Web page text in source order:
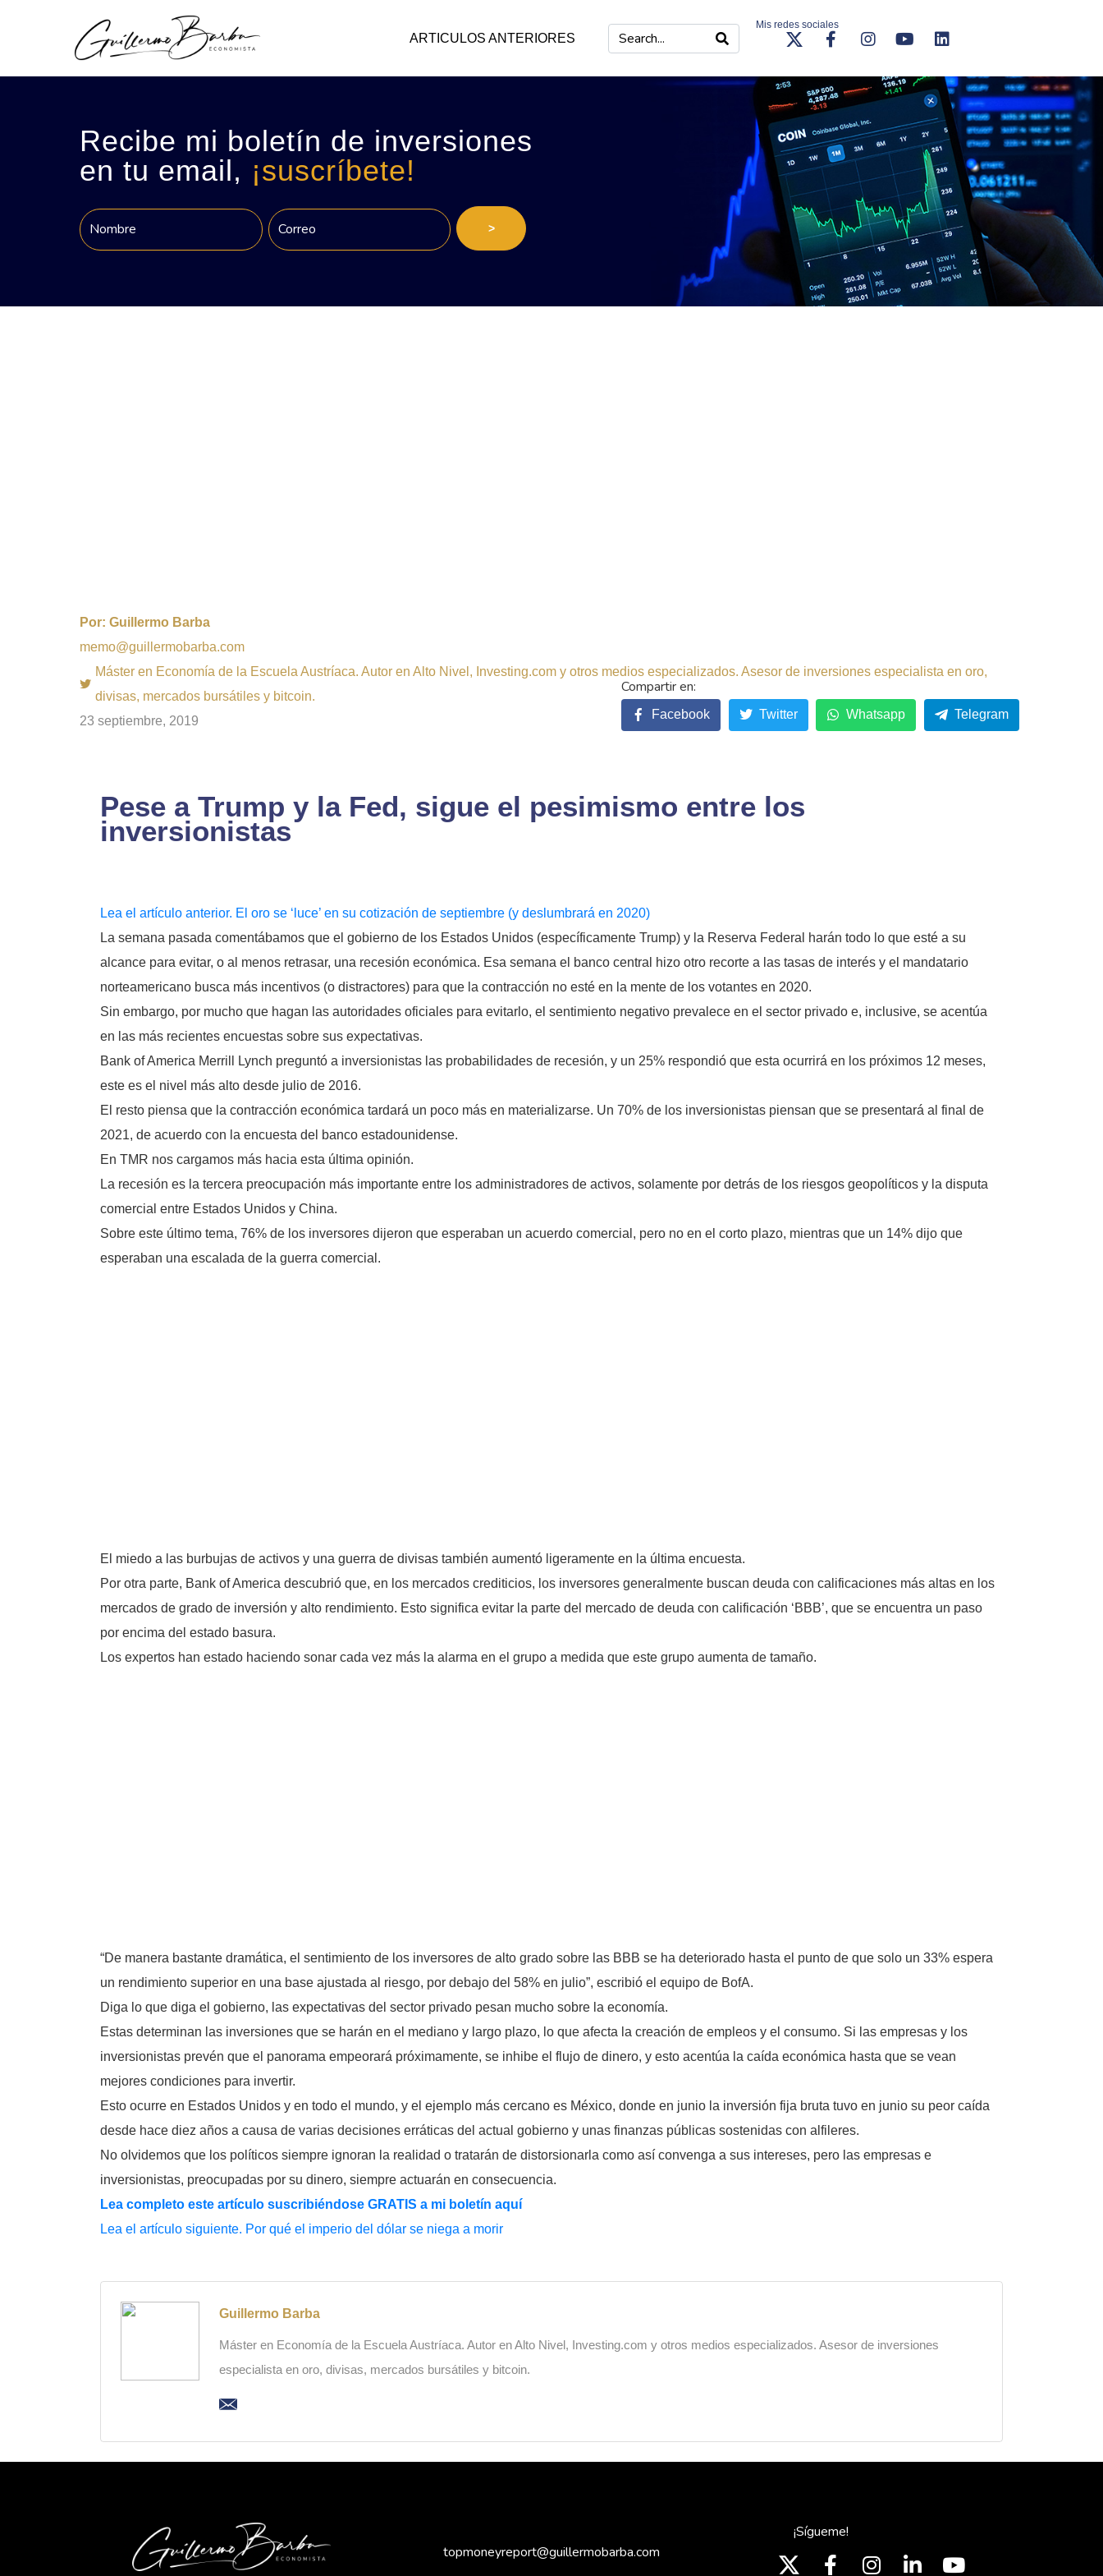
ARTICULOS ANTERIORES
Mis redes sociales
Recibe mi boletín de inversiones
en tu email, ¡suscríbete!
>
Por: Guillermo Barba
memo@guillermobarba.com
Máster en Economía de la Escuela Austríaca. Autor en Alto Nivel, Investing.com y otros medios especializados. Asesor de inversiones especialista en oro,
divisas, mercados bursátiles y bitcoin.
23 septiembre, 2019
Pese a Trump y la Fed, sigue el pesimismo entre los
inversionistas
Lea el artículo anterior. El oro se ‘luce’ en su cotización de septiembre (y deslumbrará en 2020)
La semana pasada comentábamos que el gobierno de los Estados Unidos (específicamente Trump) y la Reserva Federal harán todo lo que esté a su
alcance para evitar, o al menos retrasar, una recesión económica. Esa semana el banco central hizo otro recorte a las tasas de interés y el mandatario
norteamericano busca más incentivos (o distractores) para que la contracción no esté en la mente de los votantes en 2020.
Sin embargo, por mucho que hagan las autoridades oficiales para evitarlo, el sentimiento negativo prevalece en el sector privado e, inclusive, se acentúa
en las más recientes encuestas sobre sus expectativas.
Bank of America Merrill Lynch preguntó a inversionistas las probabilidades de recesión, y un 25% respondió que esta ocurrirá en los próximos 12 meses,
este es el nivel más alto desde julio de 2016.
El resto piensa que la contracción económica tardará un poco más en materializarse. Un 70% de los inversionistas piensan que se presentará al final de
2021, de acuerdo con la encuesta del banco estadounidense.
En TMR nos cargamos más hacia esta última opinión.
La recesión es la tercera preocupación más importante entre los administradores de activos, solamente por detrás de los riesgos geopolíticos y la disputa
comercial entre Estados Unidos y China.
Sobre este último tema, 76% de los inversores dijeron que esperaban un acuerdo comercial, pero no en el corto plazo, mientras que un 14% dijo que
esperaban una escalada de la guerra comercial.
El miedo a las burbujas de activos y una guerra de divisas también aumentó ligeramente en la última encuesta.
Por otra parte, Bank of America descubrió que, en los mercados crediticios, los inversores generalmente buscan deuda con calificaciones más altas en los
mercados de grado de inversión y alto rendimiento. Esto significa evitar la parte del mercado de deuda con calificación ‘BBB’, que se encuentra un paso
por encima del estado basura.
Los expertos han estado haciendo sonar cada vez más la alarma en el grupo a medida que este grupo aumenta de tamaño.
“De manera bastante dramática, el sentimiento de los inversores de alto grado sobre las BBB se ha deteriorado hasta el punto de que solo un 33% espera
un rendimiento superior en una base ajustada al riesgo, por debajo del 58% en julio”, escribió el equipo de BofA.
Diga lo que diga el gobierno, las expectativas del sector privado pesan mucho sobre la economía.
Estas determinan las inversiones que se harán en el mediano y largo plazo, lo que afecta la creación de empleos y el consumo. Si las empresas y los
inversionistas prevén que el panorama empeorará próximamente, se inhibe el flujo de dinero, y esto acentúa la caída económica hasta que se vean
mejores condiciones para invertir.
Esto ocurre en Estados Unidos y en todo el mundo, y el ejemplo más cercano es México, donde en junio la inversión fija bruta tuvo en junio su peor caída
desde hace diez años a causa de varias decisiones erráticas del actual gobierno y unas finanzas públicas sostenidas con alfileres.
No olvidemos que los políticos siempre ignoran la realidad o tratarán de distorsionarla como así convenga a sus intereses, pero las empresas e
inversionistas, preocupadas por su dinero, siempre actuarán en consecuencia.
Lea completo este artículo suscribiéndose GRATIS a mi boletín aquí
Lea el artículo siguiente. Por qué el imperio del dólar se niega a morir
Facebook Twitter Whatsapp Telegram
Guillermo Barba
Máster en Economía de la Escuela Austríaca. Autor en Alto Nivel, Investing.com y otros medios especializados. Asesor de inversiones
especialista en oro, divisas, mercados bursátiles y bitcoin.
topmoneyreport@guillermobarba.com
¡Sígueme!